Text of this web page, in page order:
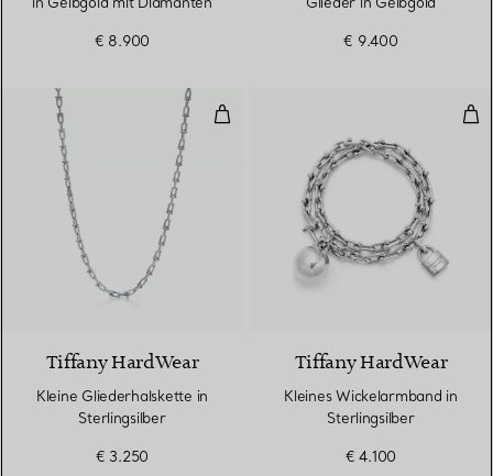
€ 8.900 € 9.400
Kleine Gliederhalskette in
Tiffany HardWear
Kleine Gliederhalskette in
Sterlingsilber
€ 3.250
Tiffany HardWear
Kleines Wickelarmband in
Sterlingsilber
€ 4.100